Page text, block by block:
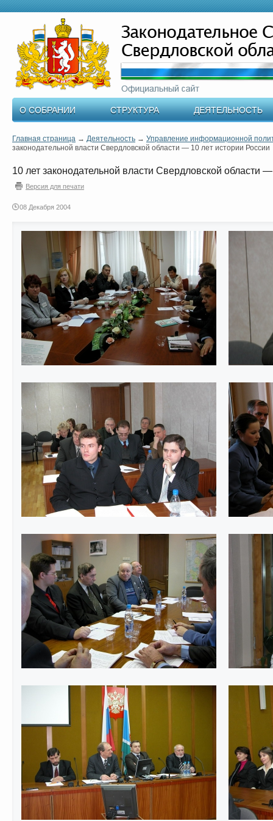
О СОБРАНИИ СТРУКТУРА ДЕЯТЕЛЬНОСТЬ
Главная страница → Деятельность → Управление информационной
законодательной власти Свердловской области — 10 лет истории России
10 лет законодательной власти Свердловской области
Версия для печати
08 Декабря 2004